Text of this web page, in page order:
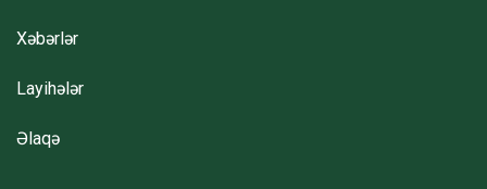
Xəbərlər
Layihələr
Əlaqə